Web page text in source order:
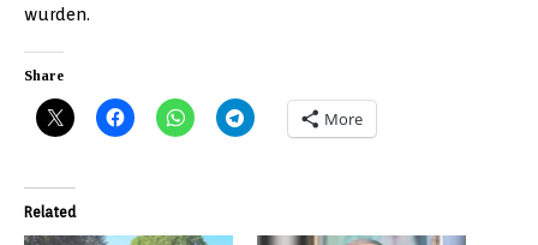
wurden.
Share
More
Related